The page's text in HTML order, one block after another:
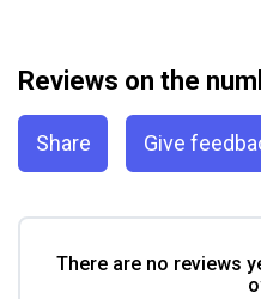
Reviews on the
Share Give
There are no reviews